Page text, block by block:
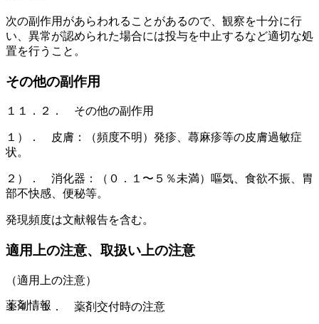
次の副作用があらわれることがあるので、観察を十分に行
い、異常が認められた場合には投与を中止するなど適切な処
置を行うこと。
その他の副作用
１１．２． その他の副作用
１）． 皮膚：（頻度不明）発疹、蕁麻疹等の皮膚過敏症
状。
２）． 消化器：（０．１〜５％未満）嘔気、食欲不振、胃
部不快感、便秘等。
発現頻度は文献報告を含む。
適用上の注意、取扱い上の注意
（適用上の注意）
１４．１． 薬剤交付時の注意
薬剤情報